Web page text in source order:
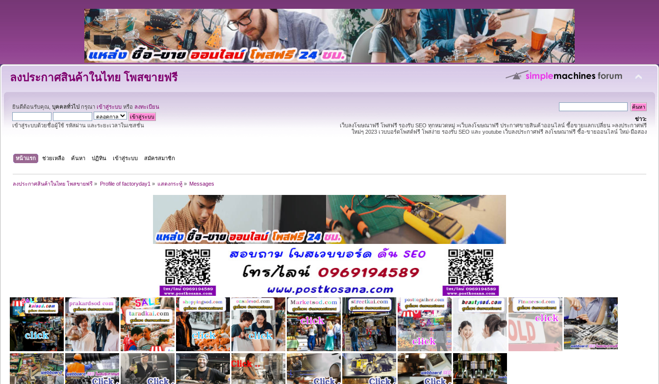
ลงประกาศสินค้าในไทย โพสขายฟรี
ยินดีต้อนรับคุณ, บุคคลทั่วไป กรุณา เข้าสู่ระบบ หรือ ลงทะเบียน
เข้าสู่ระบบด้วยชื่อผู้ใช้ รหัสผ่าน และระยะเวลาในเซสชั่น
ข่าว:
เว็บลงโฆษณาฟรี โพสฟรี รองรับ SEO ทุกหมวดหมู่ »เว็บลงโฆษณาฟรี ประกาศขายสินค้าออนไลน์ ซื้อขายแลกเปลี่ยน »ลงประกาศฟรี
ใหม่ๆ 2023 เวบบอร์ดโพสต์ฟรี โพสง่าย รองรับ SEO และ youtube เว็บลงประกาศฟรี ลงโฆษณาฟรี ซื้อ-ขายออนไลน์ ใหม่-มือสอง
หน้าแรก ช่วยเหลือ ค้นหา ปฏิทิน เข้าสู่ระบบ สมัครสมาชิก
ลงประกาศสินค้าในไทย โพสขายฟรี » Profile of factoryday1 » แสดงกระทู้» Messages